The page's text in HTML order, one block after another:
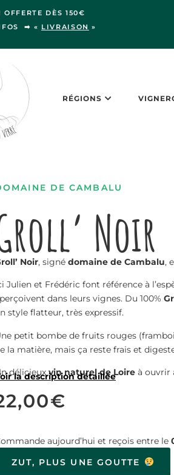
DÈS 150€
➡ « LIVRAISON »
RÉGIONS
DE CAMBALU
Noir
Noir, signé domaine de Cambalu,
Julien et Frédéric font référence à
dans leurs vignes. Du 100%
style flatteur, très expressif.
petit bombe de fruits rouges
la matière, mais ça reste frais et
délicieuxvin naturel de Loire à ouvrir
la description détaillée
€
aujourd’hui et reçois entre le
ZUT, PLUS UNE GOUTTE